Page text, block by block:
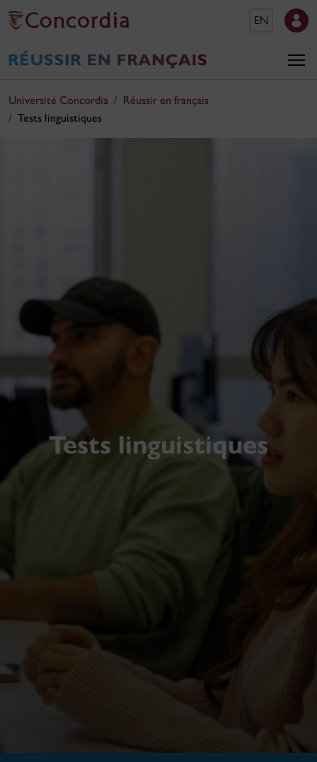
EN
Université Concordia
Réussir en français
Tests linguistiques
Tests linguistiques